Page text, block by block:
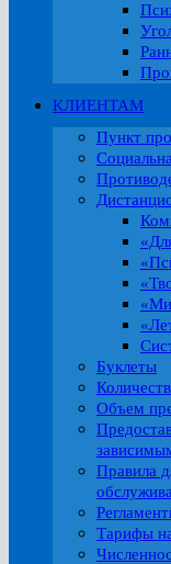
КЛИЕНТАМ
Пункт
Буклеты
Объем
Правила
Тарифы